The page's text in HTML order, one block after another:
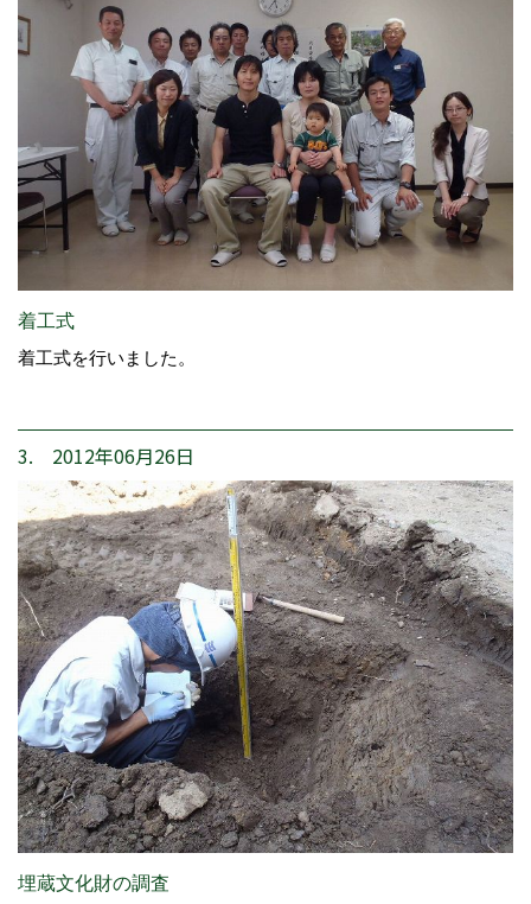
着工式
着工式を行いました。
3. 2012年06月26日
埋蔵文化財の調査